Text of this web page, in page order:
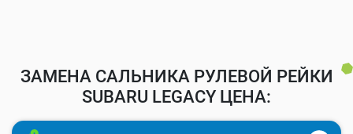
ЗАМЕНА САЛЬНИКА РУЛЕВОЙ РЕЙКИ
SUBARU LEGACY ЦЕНА: